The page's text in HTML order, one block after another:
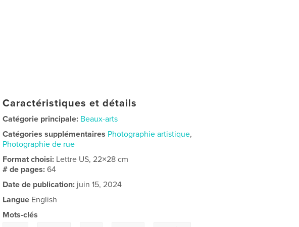
Caractéristiques et détails
Catégorie principale: Beaux-arts
Catégories supplémentaires Photographie artistique,
Photographie de rue
Format choisi: Lettre US, 22×28 cm
# de pages:64
Date de publication: juin 15, 2024
Langue English
Mots-clés